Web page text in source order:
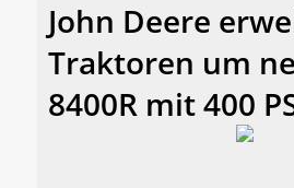
John Deere
Traktoren um
8400R mit 400